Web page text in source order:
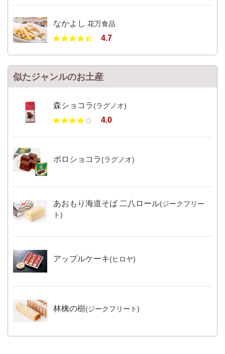
なかよし 花万食品
4.7
似たジャンルのお土産
森ショコラ (ラグノオ)
4.0
ポロショコラ (ラグノオ)
あおもり海道そば 二八ロール(ジークフリー
ト)
アップルケーキ (ヒロヤ)
林檎の樹(ジークフリート)